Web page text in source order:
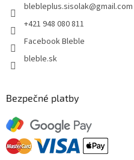
blebleplus.sisolak@gmail.com
+421 948 080 811
Facebook Bleble
bleble.sk
Bezpečné platby